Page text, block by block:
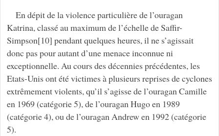
En dépit de la violence particulière de l’ouragan
Katrina, classé au maximum de l’échelle de Saffir-
Simpson[10] pendant quelques heures, il ne s’agissait
donc pas pour autant d’une menace inconnue ni
exceptionnelle. Au cours des décennies précédentes, les
Etats-Unis ont été victimes à plusieurs reprises de cyclones
extrêmement violents, qu’il s’agisse de l’ouragan Camille
en 1969 (catégorie 5), de l’ouragan Hugo en 1989
(catégorie 4), ou de l’ouragan Andrew en 1992 (catégorie
5).